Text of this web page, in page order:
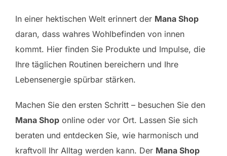
In einer hektischen Welt erinnert der Mana Shop
daran, dass wahres Wohlbefinden von innen
kommt. Hier finden Sie Produkte und Impulse, die
Ihre täglichen Routinen bereichern und Ihre
Lebensenergie spürbar stärken.
Machen Sie den ersten Schritt – besuchen Sie den
Mana Shop online oder vor Ort. Lassen Sie sich
beraten und entdecken Sie, wie harmonisch und
kraftvoll Ihr Alltag werden kann. Der Mana Shop